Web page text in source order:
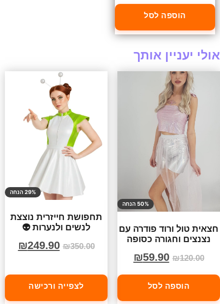
הוספה לסל
אולי יעניין אותך
50% הנחה
חצאית טול ורוד פודרה עם
נצנצים וחגורה כסופה
₪120.00
₪59.90
הוספה לסל
29% הנחה
תחפושת חייזרית נוצצת
לנשים ולנערות 👽
₪350.00
₪249.90
לצפייה ורכישה